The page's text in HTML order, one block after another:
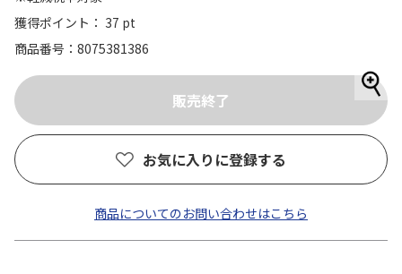
獲得ポイント： 37 pt
商品番号
8075381386
お気に入りに登録する
商品についてのお問い合わせはこちら